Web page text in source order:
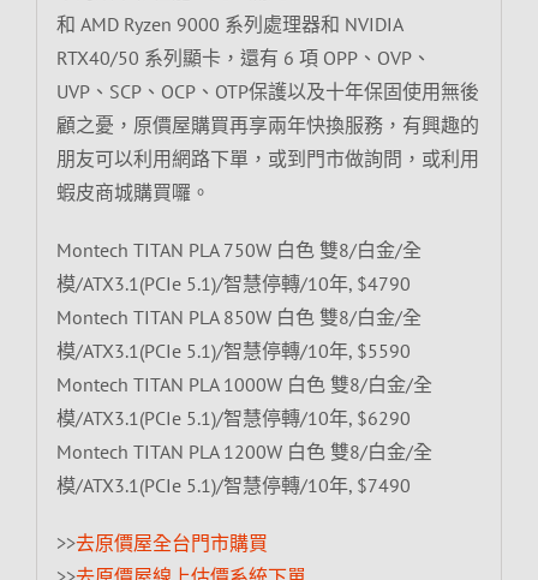
和 AMD Ryzen 9000 系列處理器和 NVIDIA
RTX40/50 系列顯卡，還有 6 項 OPP、OVP、
UVP、SCP、OCP、OTP保護以及十年保固使用無後
顧之憂，原價屋購買再享兩年快換服務，有興趣的
朋友可以利用網路下單，或到門市做詢問，或利用
蝦皮商城購買囉。
Montech TITAN PLA 750W 白色 雙8/白金/全
模/ATX3.1(PCIe 5.1)/智慧停轉/10年, $4790
Montech TITAN PLA 850W 白色 雙8/白金/全
模/ATX3.1(PCIe 5.1)/智慧停轉/10年, $5590
Montech TITAN PLA 1000W 白色 雙8/白金/全
模/ATX3.1(PCIe 5.1)/智慧停轉/10年, $6290
Montech TITAN PLA 1200W 白色 雙8/白金/全
模/ATX3.1(PCIe 5.1)/智慧停轉/10年, $7490
>>去原價屋全台門市購買